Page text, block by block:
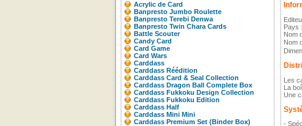
Acrylic de Card
Banpresto Jumbo Roulette
Banpresto Terebi Denwa
Banpresto Twin Chara Cards
Battle Scouter
Candy Card
Card Game
Card Wars
Carddass
Carddass Réédition
Carddass Card & Seal Collection
Carddass Dragon Ball Complete Box
Carddass Fukkoku Design Collection
Carddass Fukkoku Edition
Carddass Half
Carddass Mini Mini
Carddass Premium Set (Binder Box)
Pays
Nom
Nom
Les
La
Une
-